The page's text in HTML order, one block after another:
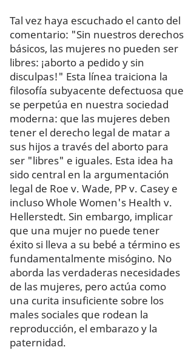
Tal vez haya escuchado el canto del
comentario: "Sin nuestros derechos
básicos, las mujeres no pueden ser
libres: ¡aborto a pedido y sin
disculpas!" Esta línea traiciona la
filosofía subyacente defectuosa que
se perpetúa en nuestra sociedad
moderna: que las mujeres deben
tener el derecho legal de matar a
sus hijos a través del aborto para
ser "libres" e iguales. Esta idea ha
sido central en la argumentación
legal de Roe v. Wade, PP v. Casey e
incluso Whole Women's Health v.
Hellerstedt. Sin embargo, implicar
que una mujer no puede tener
éxito si lleva a su bebé a término es
fundamentalmente misógino. No
aborda las verdaderas necesidades
de las mujeres, pero actúa como
una curita insuficiente sobre los
males sociales que rodean la
reproducción, el embarazo y la
paternidad. ​